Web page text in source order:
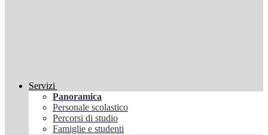
Servizi
Panoramica
Personale scolastico
Percorsi di studio
Famiglie e studenti